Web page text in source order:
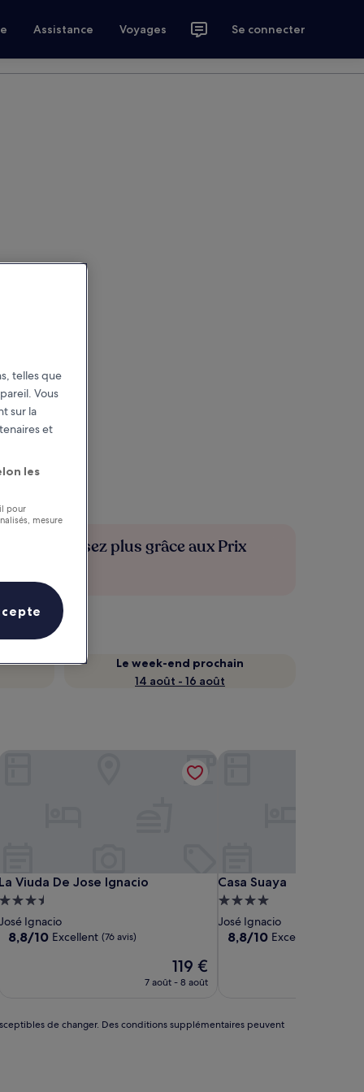
Assistance Voyages Se connecter
Économisez plus grâce aux Prix
Le week-end prochain
14 août - 16 août
La Viuda De Jose Ignacio
La Viuda De Jose Ignacio
Hébergement
3.5 étoiles
José Ignacio
8.8
8,8/10 Excellent (76 avis)
Le
nouveau
de
119 €
7 août - 8 août
Casa Suaya
Casa Suaya
Hébergement
4.0 étoiles
José Ignacio
8.8
8,8/10 Excellent
de changer. Des conditions supplémentaires peuvent
telles que
Vous
sur la
et
les
pour
mesure